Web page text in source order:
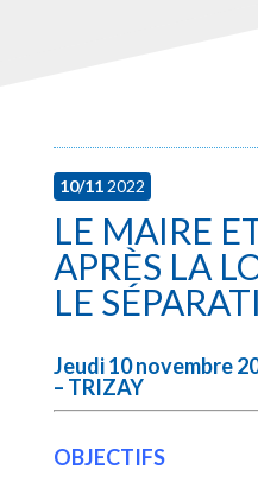
10/112022
LE MAIRE
APRÈS LA
LE
Jeudi 10 novembre
– TRIZAY
OBJECTIFS